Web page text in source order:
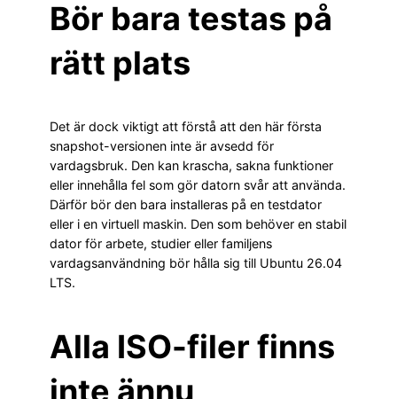
Bör bara testas på
rätt plats
Det är dock viktigt att förstå att den här första
snapshot-versionen inte är avsedd för
vardagsbruk. Den kan krascha, sakna funktioner
eller innehålla fel som gör datorn svår att använda.
Därför bör den bara installeras på en testdator
eller i en virtuell maskin. Den som behöver en stabil
dator för arbete, studier eller familjens
vardagsanvändning bör hålla sig till Ubuntu 26.04
LTS.
Alla ISO-filer finns
inte ännu